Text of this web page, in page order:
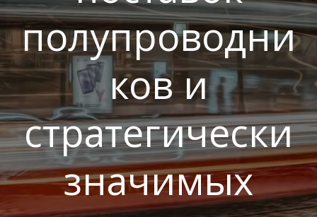
полупроводни
ков и
стратегически
значимых